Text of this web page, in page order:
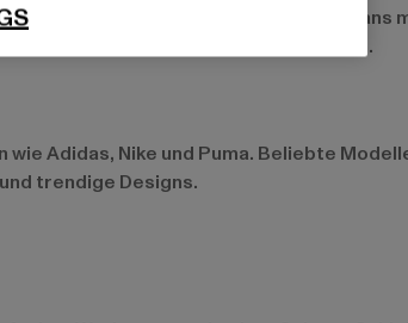
Look können Destroyed Jeans
um einen coolen Kontrast zu schaffen.
wieAdidas, Nike und Puma. Beliebte
trendige Designs.